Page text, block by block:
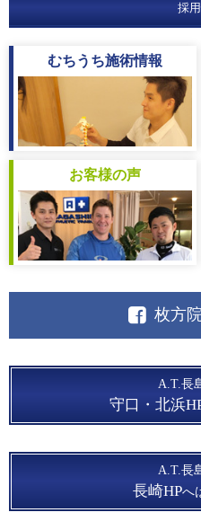
採
むちうち施術情報
お客様の声
枚方
A.T.長
守口・北浜
A.T.長
長崎HPへ